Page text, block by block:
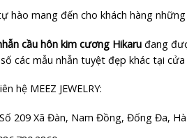
hào mang đến cho khách hàng
cầu hôn kim cương Hikaru đang
các mẫu nhẫn tuyệt đẹp khác tại cửa
hệ MEEZ JEWELRY:
Số 209 Xã Đàn, Nam Đồng, Đống Đa,